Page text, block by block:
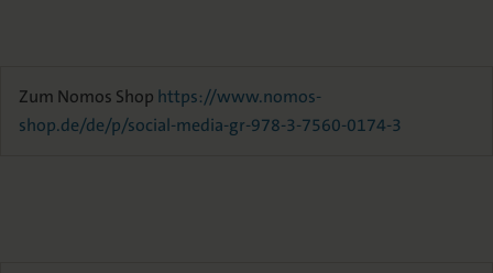
Zum Nomos Shop https://www.nomos-
shop.de/de/p/social-media-gr-978-3-7560-0174-3